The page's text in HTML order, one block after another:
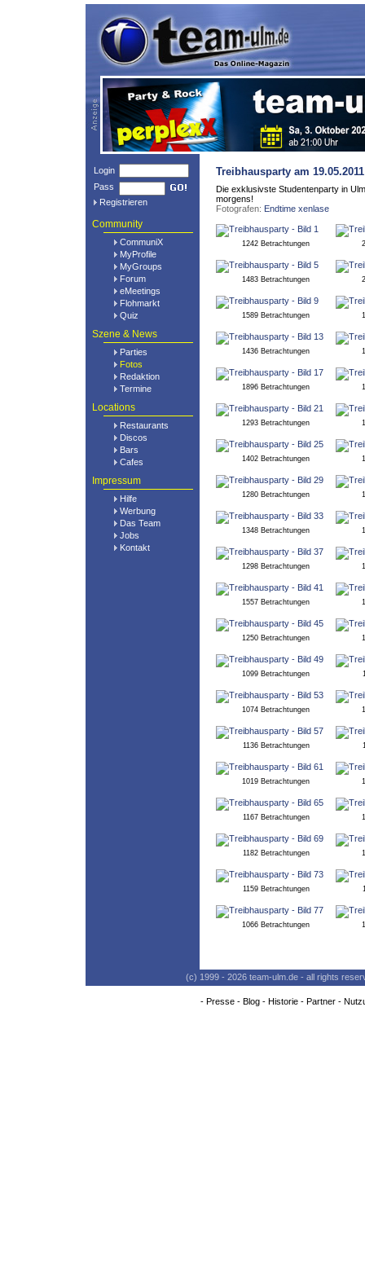
Login
Pass
Registrieren
Community
CommuniX
MyProfile
MyGroups
Forum
eMeetings
Flohmarkt
Quiz
Szene & News
Parties
Fotos
Redaktion
Termine
Locations
Restaurants
Discos
Bars
Cafes
Impressum
Hilfe
Werbung
Das Team
Jobs
Kontakt
Treibhausparty am
Die exklusivste Studentenparty in
morgens!
Fotografen: Endtime xenlase
1242 Betrachtungen
1483 Betrachtungen
1589 Betrachtungen
1436 Betrachtungen
1896 Betrachtungen
1293 Betrachtungen
1402 Betrachtungen
1280 Betrachtungen
1348 Betrachtungen
1298 Betrachtungen
1557 Betrachtungen
1250 Betrachtungen
1099 Betrachtungen
1074 Betrachtungen
1136 Betrachtungen
1019 Betrachtungen
1167 Betrachtungen
1182 Betrachtungen
1159 Betrachtungen
1066 Betrachtungen
(c) 1999 - 2026 team-ulm.de - all rights
- Presse- Blog- Historie- Partner-